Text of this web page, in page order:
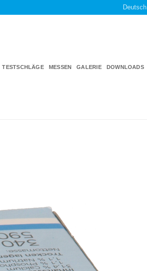
Deutsch
TESTSCHLÄGE MESSEN GALERIE DOWNLOADS